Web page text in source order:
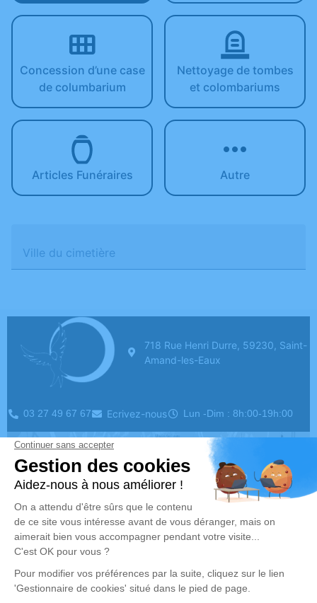
Concession d’une case
de columbarium
Nettoyage de tombes
et colombariums
Articles Funéraires Autre
Ville du cimetière
718 Rue Henri Durre, 59230, Saint-
Amand-les-Eaux
03 27 49 67 67 Ecrivez-nous Lun -Dim : 8h:00-19h:00
a:hover{ color: #F6D8F3; } Mentions légals
plan du site
Charte d'utilisation des données personnelles